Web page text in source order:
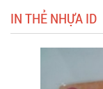
IN THẺ NHỰA ID